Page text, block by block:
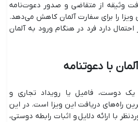
وثیقه از متقاضی و صدور دعوت‌نامه
ویزا را برای سفارت آلمان کاهش می‌دهد.
دارد فرد در هنگام ورود به آلمان
با دعوتنامه
یک دوست، فامیل یا رویداد تجاری و
راه‌های دریافت این ویزا است. در این
با ارائه دلایل و اثبات رابطه دوستی،